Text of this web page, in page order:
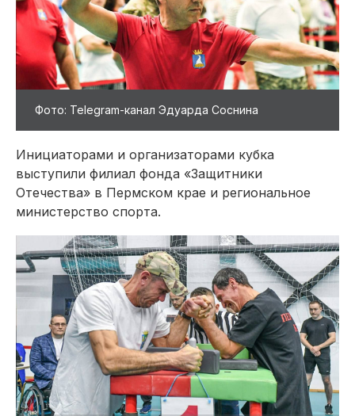
Фото: Telegram-канал Эдуарда Соснина
Инициаторами и организаторами кубка
выступили филиал фонда «Защитники
Отечества» в Пермском крае и региональное
министерство спорта.